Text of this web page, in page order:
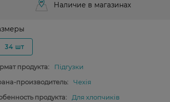
Наличие в магазинах
34 шт
продукта:
Підгузки
производитель:
Чехія
продукта:
Для хлопчиків